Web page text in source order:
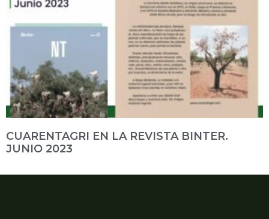
CUARENTAGRI EN LA REVISTA BINTER.
JUNIO 2023